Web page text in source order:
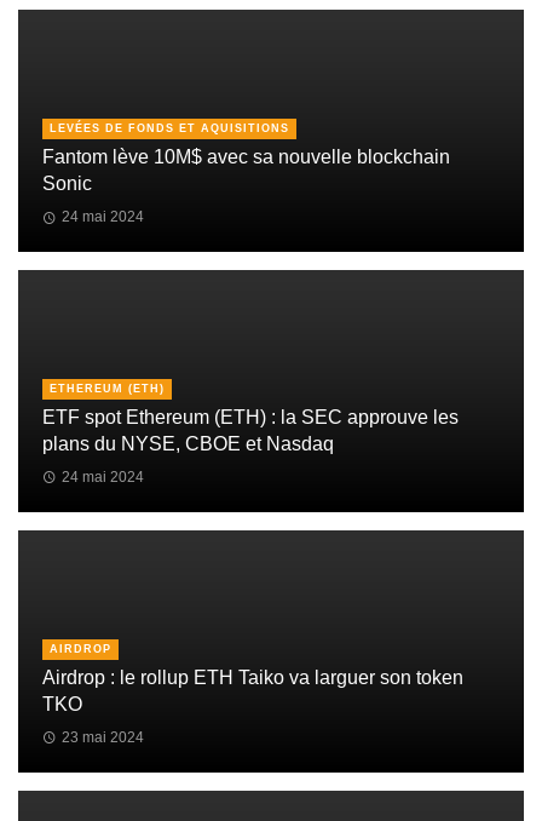
LEVÉES DE FONDS ET AQUISITIONS
Fantom lève 10M$ avec sa nouvelle blockchain
Sonic
24 mai 2024
ETHEREUM (ETH)
ETF spot Ethereum (ETH) : la SEC approuve les
plans du NYSE, CBOE et Nasdaq
24 mai 2024
AIRDROP
Airdrop : le rollup ETH Taiko va larguer son token
TKO
23 mai 2024